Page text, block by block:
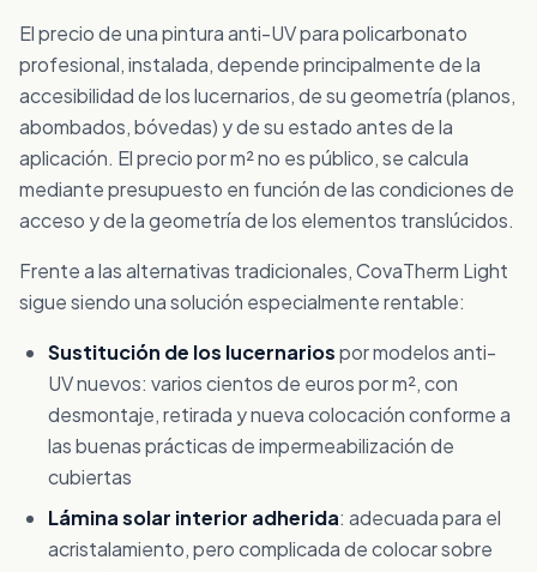
El precio de una pintura anti-UV para policarbonato
profesional, instalada, depende principalmente de la
accesibilidad de los lucernarios, de su geometría (planos,
abombados, bóvedas) y de su estado antes de la
aplicación. El precio por m² no es público, se calcula
mediante presupuesto en función de las condiciones de
acceso y de la geometría de los elementos translúcidos.
Frente a las alternativas tradicionales, CovaTherm Light
sigue siendo una solución especialmente rentable:
Sustitución de los lucernariospor modelos anti-
UV nuevos: varios cientos de euros por m², con
desmontaje, retirada y nueva colocación conforme a
las buenas prácticas de impermeabilización de
cubiertas
Lámina solar interior adherida: adecuada para el
acristalamiento, pero complicada de colocar sobre